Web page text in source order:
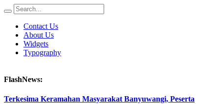
Contact Us
About Us
Widgets
Typography
FlashNews:
Terkesima Keramahan Masyarakat Banyuwangi, Peserta